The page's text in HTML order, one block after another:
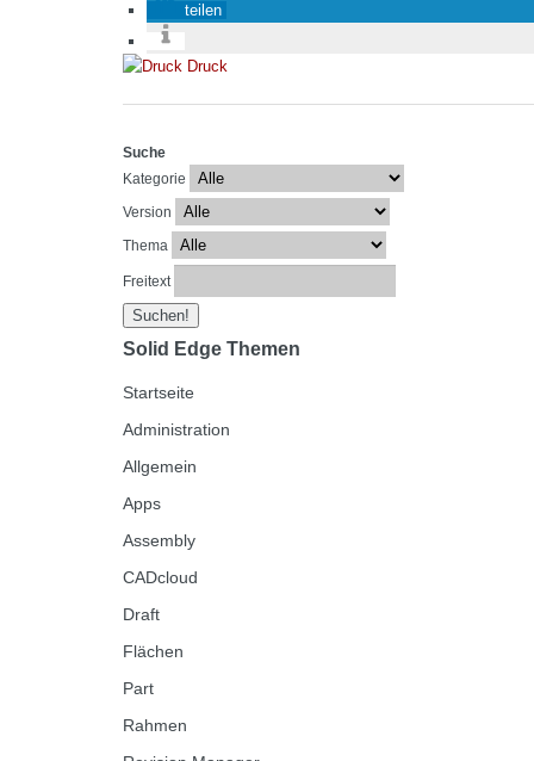
teilen
Druck
Suche
Kategorie
Version
Thema
Freitext
Solid Edge Themen
Startseite
Administration
Allgemein
Apps
Assembly
CADcloud
Draft
Flächen
Part
Rahmen